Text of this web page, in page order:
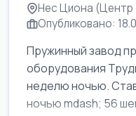
Нес Циона (Центр
Опубликовано:
Пружинный завод
оборудования
неделю ночью.
ночью mdash; 56